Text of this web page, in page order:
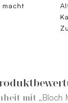
macht
mit „Bloch